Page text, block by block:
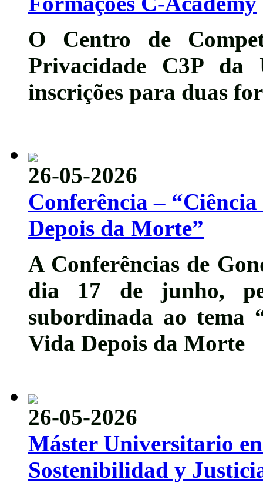
O Centro de
Privacidade C3P da
inscrições para duas
26-05-2026
Conferência –
Depois da Morte”
A Conferências de
dia 17 de junho,
subordinada ao tema
Vida Depois da Morte
26-05-2026
Máster Universitario
Sostenibilidad y